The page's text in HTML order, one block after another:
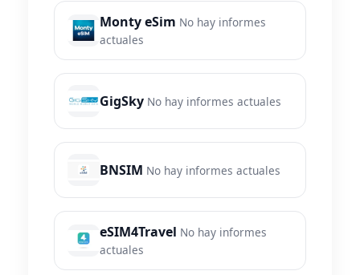
Monty eSim No hay informes
actuales
GigSky No hay informes actuales
BNSIM No hay informes actuales
eSIM4Travel No hay informes
actuales